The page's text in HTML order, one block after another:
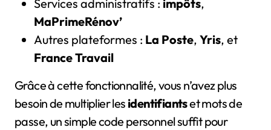
Services administratifs : impôts,
MaPrimeRénov’
Autres plateformes : La Poste, Yris, et
France Travail
Grâce à cette fonctionnalité, vous n’avez plus
besoin de multiplier les identifiantset mots de
passe, un simple code personnel suffit pour